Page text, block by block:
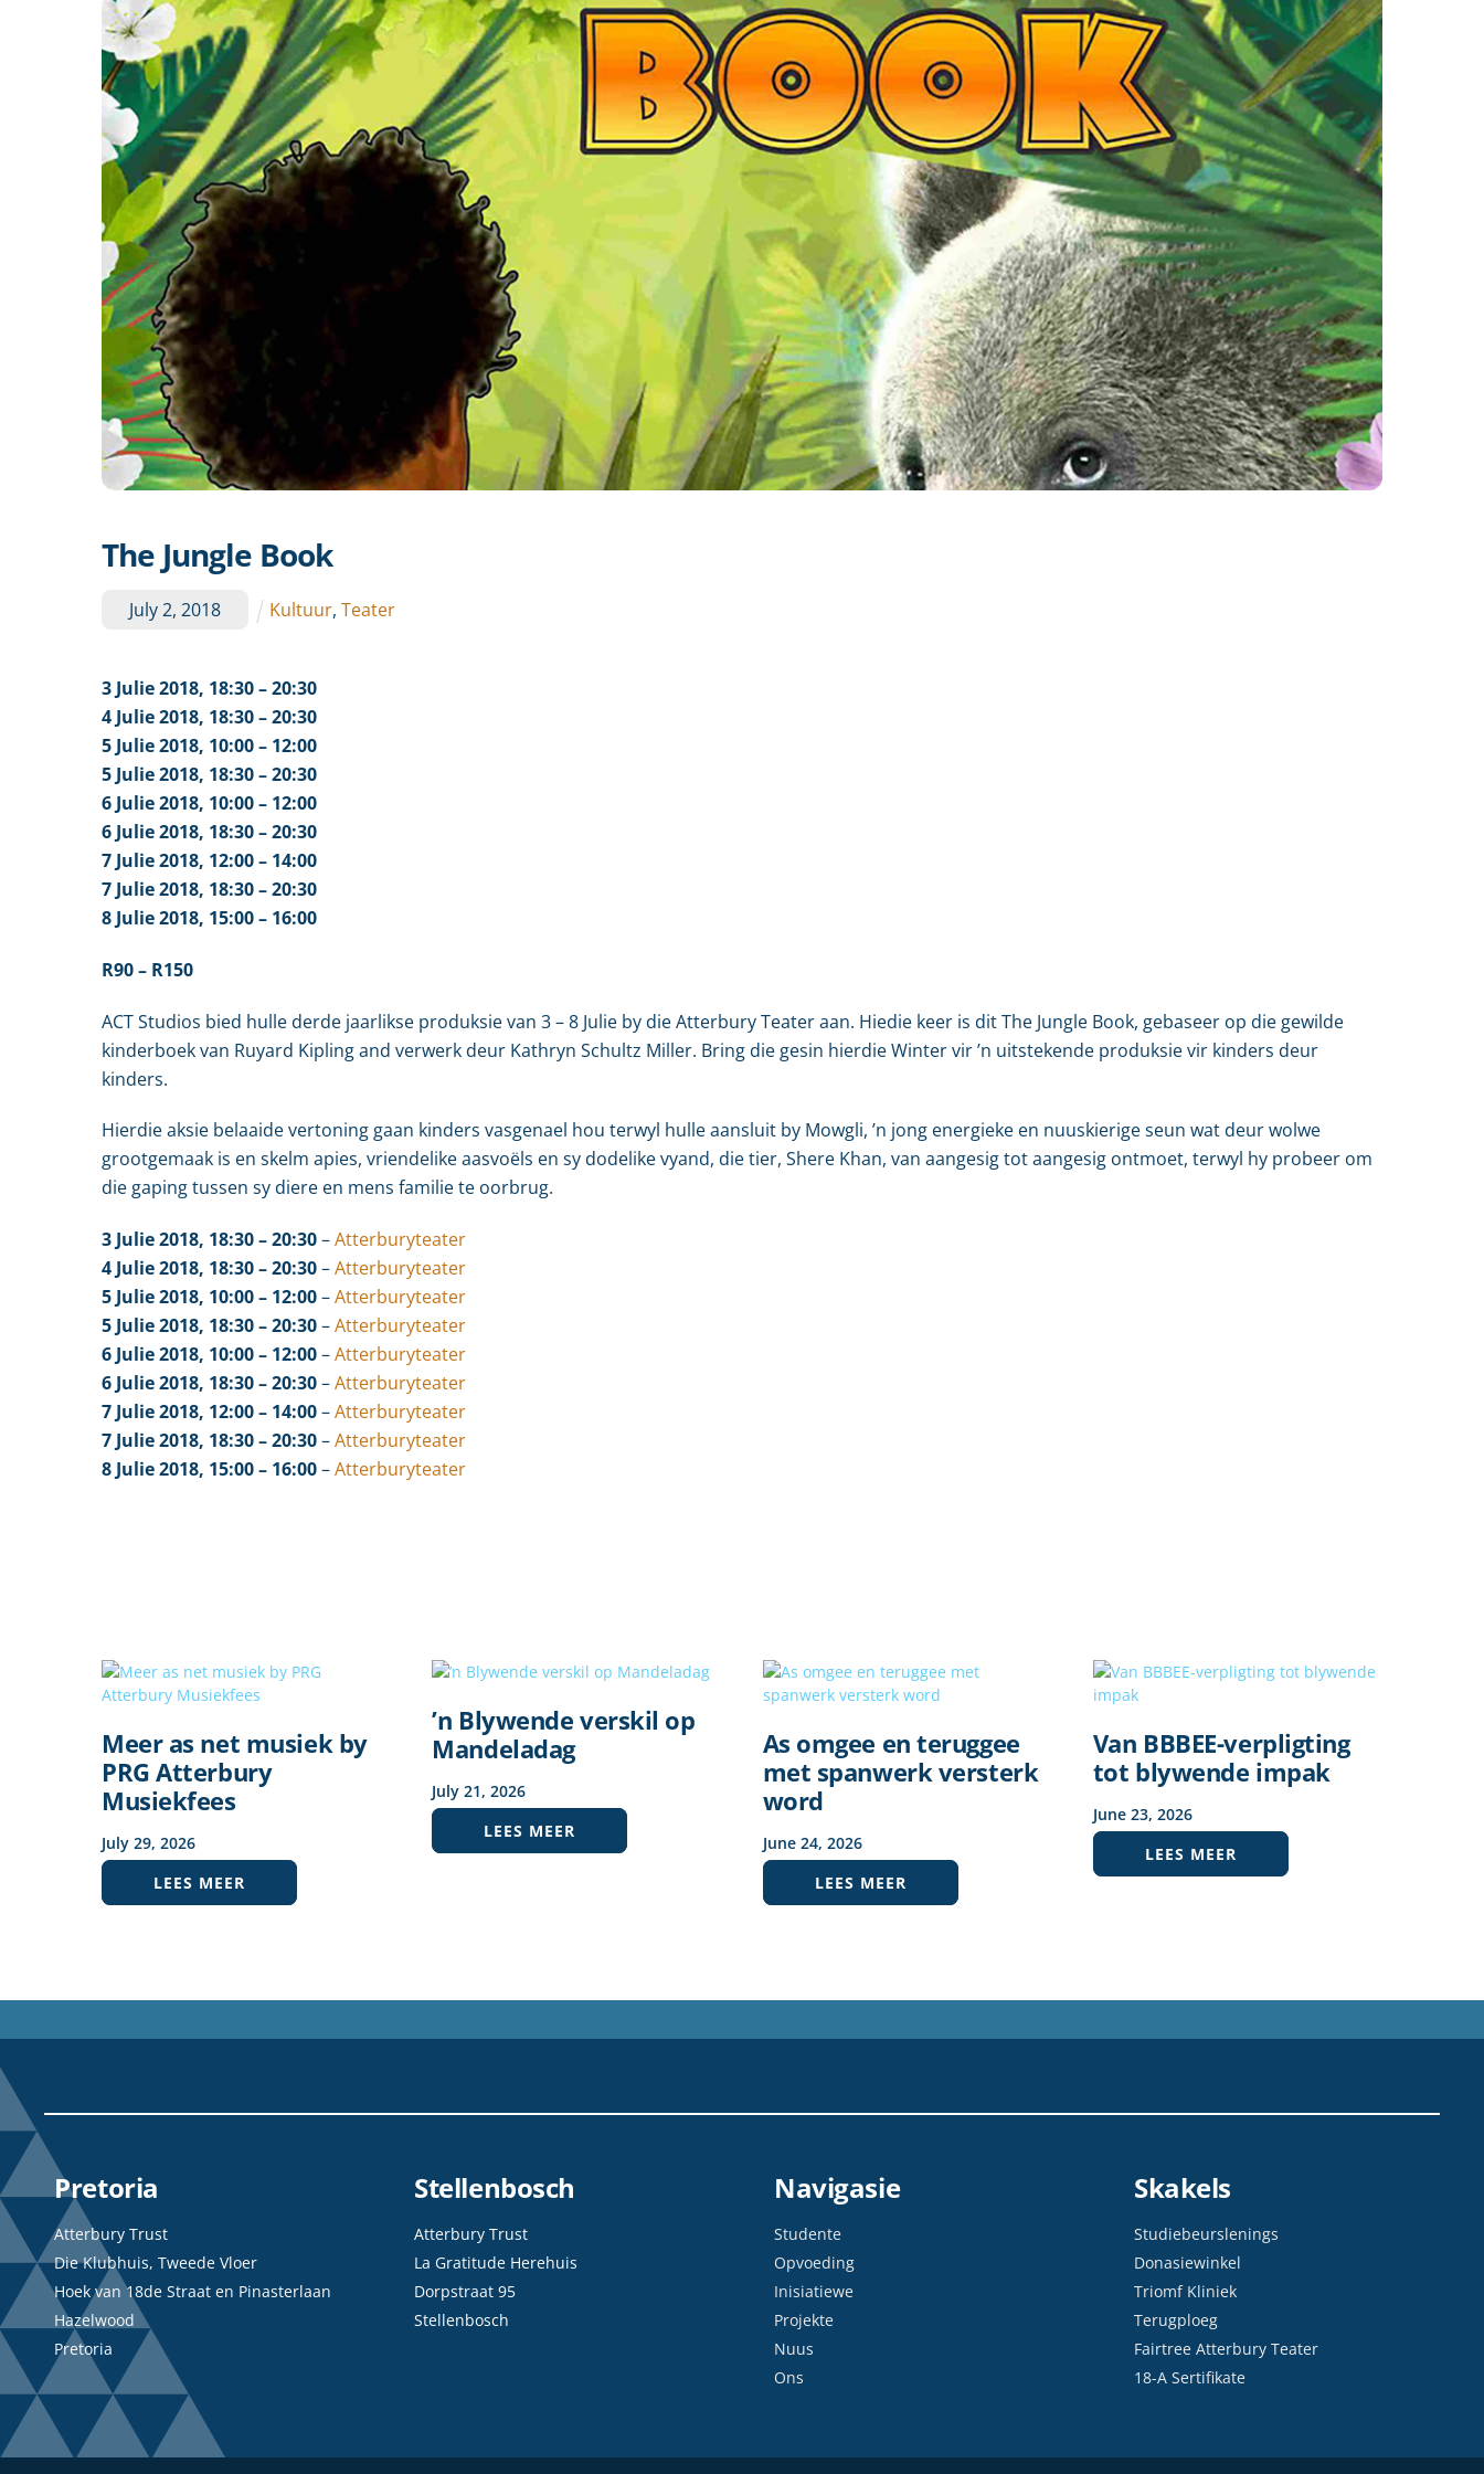
The Jungle Book
July2, 2018 Kultuur, Teater
3 Julie2018, 18:30– 20:30
4 Julie2018, 18:30– 20:30
5 Julie2018, 10:00– 12:00
5 Julie2018, 18:30– 20:30
6 Julie2018, 10:00– 12:00
6 Julie2018, 18:30– 20:30
7 Julie2018, 12:00– 14:00
7 Julie2018, 18:30– 20:30
8 Julie2018, 15:00– 16:00
R90 – R150
ACT Studios bied hulle derde jaarlikse produksie van 3 – 8 Julie by die Atterbury Teater aan. Hiedie keer is dit The Jungle Book, gebaseer op die gewilde
kinderboek van Ruyard Kipling and verwerk deur Kathryn Schultz Miller. Bring die gesin hierdie Winter vir ’n uitstekende produksie vir kinders deur
kinders.
Hierdie aksie belaaide vertoning gaan kinders vasgenael hou terwyl hulle aansluit by Mowgli, ’n jong energieke en nuuskierige seun wat deur wolwe
grootgemaak is en skelm apies, vriendelike aasvoëls en sy dodelike vyand, die tier, Shere Khan, van aangesig tot aangesig ontmoet, terwyl hy probeer om
die gaping tussen sy diere en mens familie te oorbrug.
3 Julie 2018, 18:30 – 20:30–Atterburyteater
4 Julie 2018, 18:30 – 20:30–Atterburyteater
5 Julie 2018, 10:00 – 12:00–Atterburyteater
5 Julie 2018, 18:30 – 20:30–Atterburyteater
6 Julie 2018, 10:00 – 12:00–Atterburyteater
6 Julie 2018, 18:30 – 20:30–Atterburyteater
7 Julie 2018, 12:00 – 14:00–Atterburyteater
7 Julie 2018, 18:30 – 20:30–Atterburyteater
8 Julie 2018, 15:00 – 16:00–Atterburyteater
Meer as net musiek by
PRG Atterbury
Musiekfees
July 29, 2026
LEES MEER
’n Blywende verskil op
Mandeladag
July 21,2026
LEES MEER
As omgee en teruggee
met spanwerk versterk
word
June 24, 2026
LEES MEER
Van BBBEE-verpligting
tot blywende impak
June 23, 2026
LEES MEER
Pretoria
Atterbury Trust
Die Klubhuis, Tweede Vloer
Hoek van 18de Straat en Pinasterlaan
Hazelwood
Pretoria
Stellenbosch
Atterbury Trust
La Gratitude Herehuis
Dorpstraat 95
Stellenbosch
Navigasie
Studente
Opvoeding
Inisiatiewe
Projekte
Nuus
Ons
Skakels
Studiebeurslenings
Donasiewinkel
Triomf Kliniek
Terugploeg
Fairtree Atterbury Teater
18-A Sertifikate